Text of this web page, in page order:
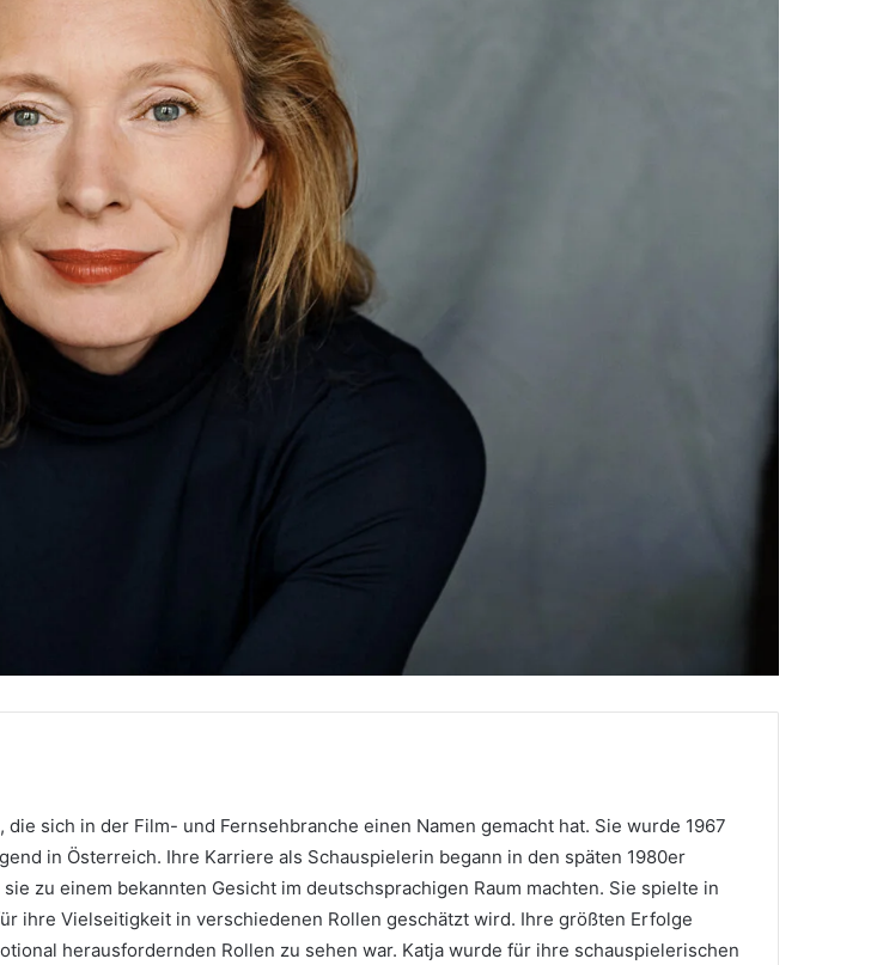
sich in der Film- und Fernsehbranche einen Namen gemacht hat. Sie wurde 1967
in Österreich. Ihre Karriere als Schauspielerin begann in den späten 1980er
zu einem bekannten Gesicht im deutschsprachigen Raum machten. Sie spielte in
ihre Vielseitigkeit in verschiedenen Rollen geschätzt wird. Ihre größten Erfolge
herausfordernden Rollen zu sehen war. Katja wurde für ihre schauspielerischen